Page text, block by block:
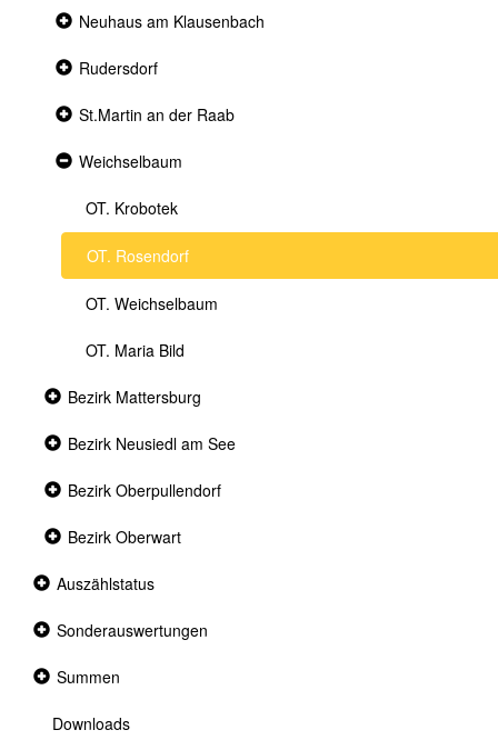
Collapsed
Neuhaus am Klausenbach
Collapsed
Rudersdorf
Collapsed
St.Martin an der Raab
Expanded
Weichselbaum
OT. Krobotek
OT. Rosendorf
OT. Weichselbaum
OT. Maria Bild
Collapsed
Bezirk Mattersburg
Collapsed
Bezirk Neusiedl am See
Collapsed
Bezirk Oberpullendorf
Collapsed
Bezirk Oberwart
Collapsed
Auszählstatus
Collapsed
Sonderauswertungen
Collapsed
Summen
Downloads